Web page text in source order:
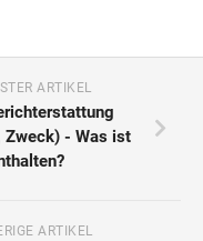
ARTIKEL
Zweck) - Was ist
ARTIKEL